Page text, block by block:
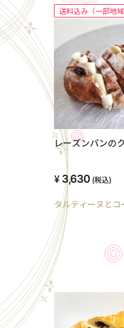
送料込み（一部地域
レーズンパンの
3,630 (税込)
タルティーヌと